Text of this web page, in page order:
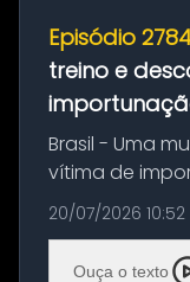
Episódio
treino e
Brasil - Uma
vítima de
assistir a um
treinava na
Feira de
20/07/2026 10:52
Ouça o texto